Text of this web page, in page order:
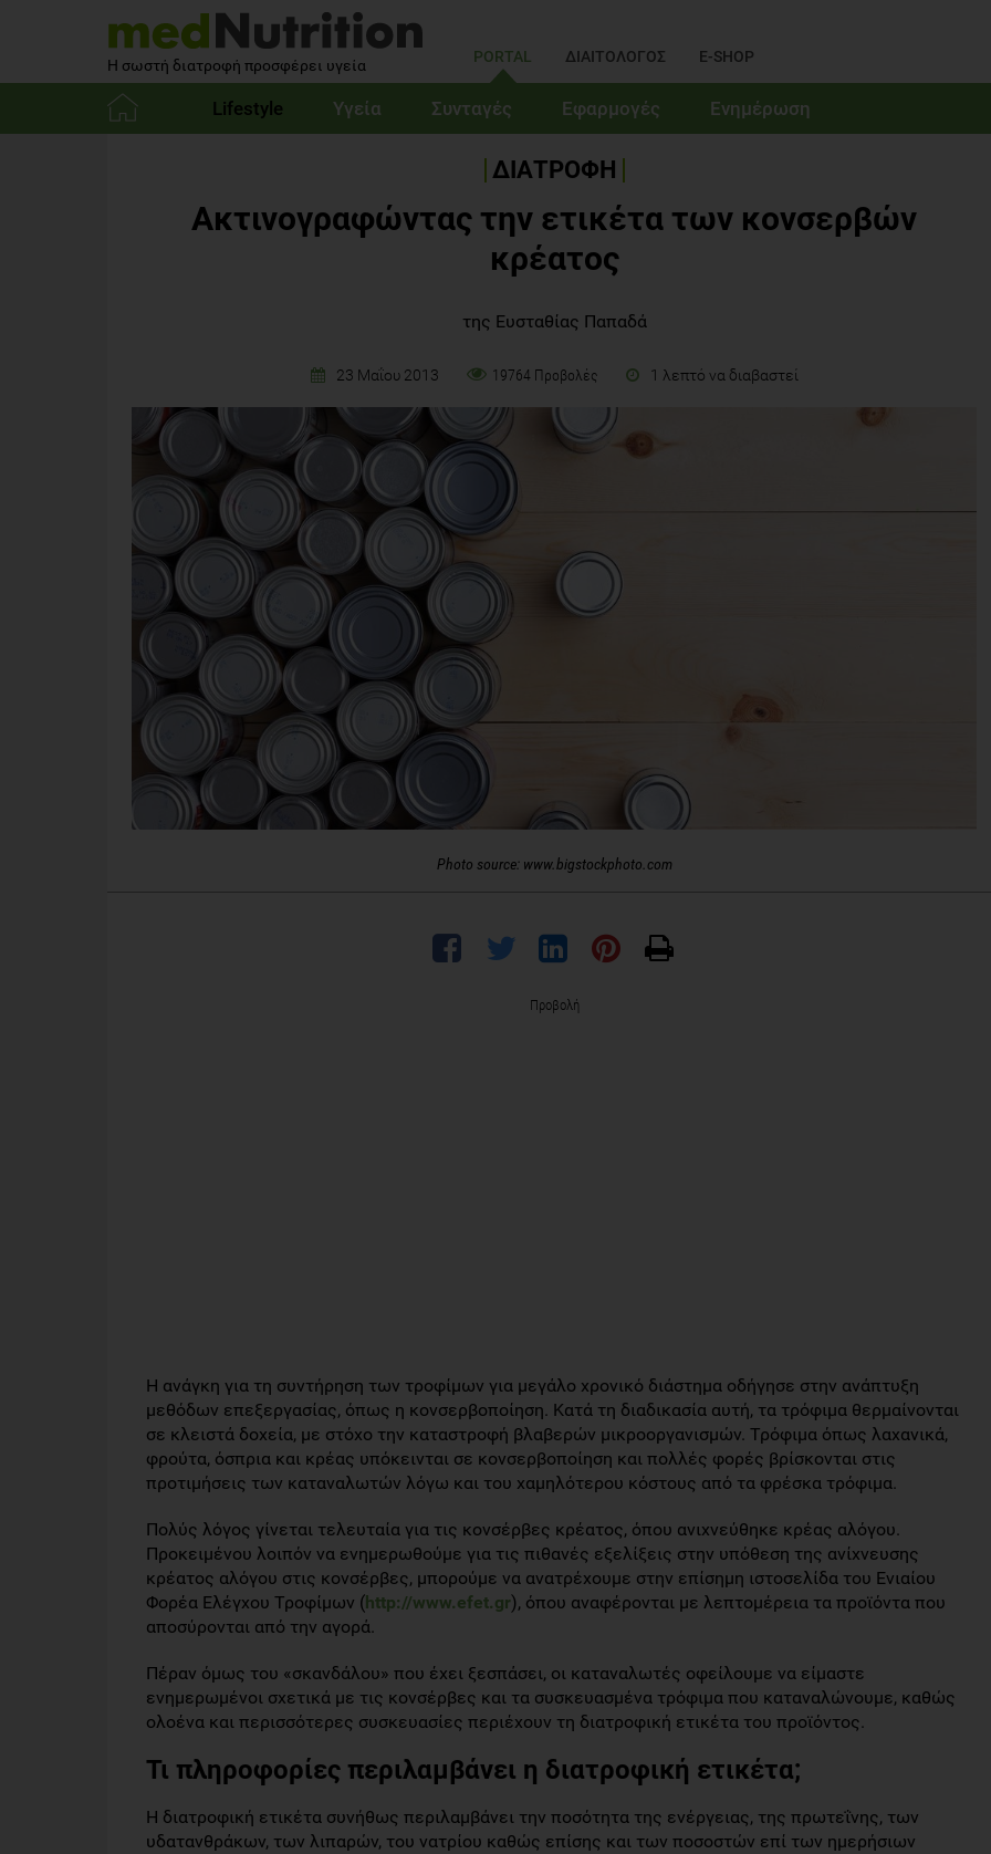
Η σωστή διατροφή προσφέρει υγεία PORTAL ΔΙΑΙΤΟΛΟΓΟΣ E-SHOP
Lifestyle Υγεία Συνταγές Εφαρμογές Ενημέρωση
ΔΙΑΤΡΟΦΗ
Ακτινογραφώντας την ετικέτα των κονσερβών
κρέατος
της Ευσταθίας Παπαδά
23 Μαΐου 2013 19764 Προβολές 1 λεπτό να διαβαστεί
Photo source: www.bigstockphoto.com
Προβολή
Η ανάγκη για τη συντήρηση των τροφίμων για μεγάλο χρονικό διάστημα οδήγησε στην ανάπτυξη
μεθόδων επεξεργασίας, όπως η κονσερβοποίηση. Κατά τη διαδικασία αυτή, τα τρόφιμα θερμαίνονται
σε κλειστά δοχεία, με στόχο την καταστροφή βλαβερών μικροοργανισμών. Τρόφιμα όπως λαχανικά,
φρούτα, όσπρια και κρέας υπόκεινται σε κονσερβοποίηση και πολλές φορές βρίσκονται στις
προτιμήσεις των καταναλωτών λόγω και του χαμηλότερου κόστους από τα φρέσκα τρόφιμα.
Πολύς λόγος γίνεται τελευταία για τις κονσέρβες κρέατος, όπου ανιχνεύθηκε κρέας αλόγου.
Προκειμένου λοιπόν να ενημερωθούμε για τις πιθανές εξελίξεις στην υπόθεση της ανίχνευσης
κρέατος αλόγου στις κονσέρβες, μπορούμε να ανατρέχουμε στην επίσημη ιστοσελίδα του Ενιαίου
Φορέα Ελέγχου Τροφίμων (http://www.efet.gr), όπου αναφέρονται με λεπτομέρεια τα προϊόντα που
αποσύρονται από την αγορά.
Πέραν όμως του «σκανδάλου» που έχει ξεσπάσει, οι καταναλωτές οφείλουμε να είμαστε
ενημερωμένοι σχετικά με τις κονσέρβες και τα συσκευασμένα τρόφιμα που καταναλώνουμε, καθώς
ολοένα και περισσότερες συσκευασίες περιέχουν τη διατροφική ετικέτα του προϊόντος.
Τι πληροφορίες περιλαμβάνει η διατροφική ετικέτα;
Η διατροφική ετικέτα συνήθως περιλαμβάνει την ποσότητα της ενέργειας, της πρωτεΐνης, των
υδατανθράκων, των λιπαρών, του νατρίου καθώς επίσης και των ποσοστών επί των ημερήσιων